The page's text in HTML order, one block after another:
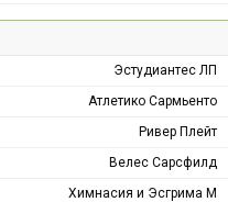
Эстудиантес ЛП
Атлетико Сармьенто
Ривер Плейт
Велес Сарсфилд
Химнасия и Эсгрима М